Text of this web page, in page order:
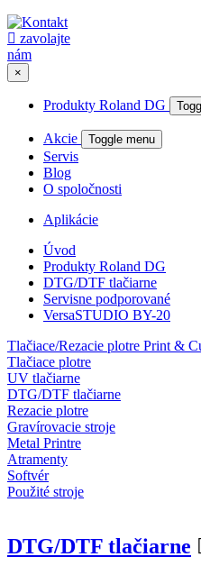
zavolajte
nám
×
Produkty Roland DG
Akcie Toggle menu
Servis
Blog
O spoločnosti
Aplikácie
Úvod
Produkty Roland DG
DTG/DTF tlačiarne
Servisne podporované
VersaSTUDIO BY-20
Tlačiace/Rezacie plotre Print &
Tlačiace plotre
UV tlačiarne
DTG/DTF tlačiarne
Rezacie plotre
Gravírovacie stroje
Metal Printre
Atramenty
Softvér
Použité stroje
DTG/DTF tlačiarne